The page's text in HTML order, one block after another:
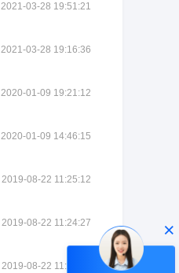
2021-03-28 19:51:21
2021-03-28 19:16:36
2020-01-09 19:21:12
2020-01-09 14:46:15
2019-08-22 11:25:12
2019-08-22 11:24:27
2019-08-22 11:21:31
×